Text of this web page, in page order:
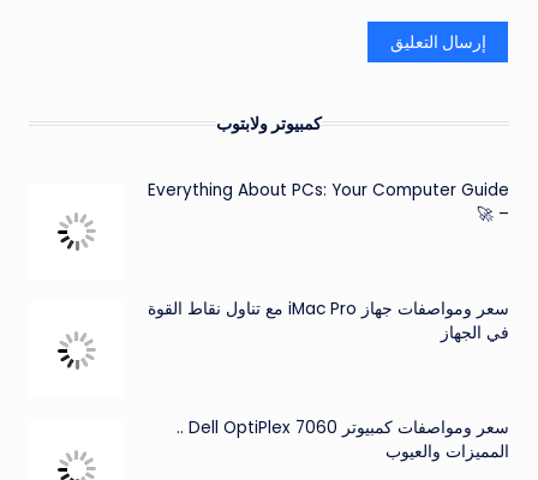
كمبيوتر ولابتوب
Everything About PCs: Your Computer Guide
– 🚀
سعر ومواصفات جهاز iMac Pro مع تناول نقاط القوة
في الجهاز
سعر ومواصفات كمبيوتر Dell OptiPlex 7060 ..
المميزات والعيوب